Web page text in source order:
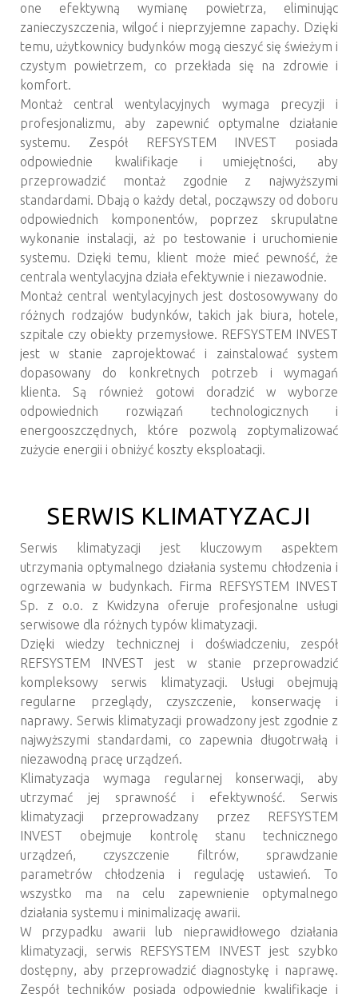
one efektywną wymianę powietrza, eliminując
zanieczyszczenia, wilgoć i nieprzyjemne zapachy. Dzięki
temu, użytkownicy budynków mogą cieszyć się świeżym i
czystym powietrzem, co przekłada się na zdrowie i
komfort.
Montaż central wentylacyjnych wymaga precyzji i
profesjonalizmu, aby zapewnić optymalne działanie
systemu. Zespół REFSYSTEM INVEST posiada
odpowiednie kwalifikacje i umiejętności, aby
przeprowadzić montaż zgodnie z najwyższymi
standardami. Dbają o każdy detal, począwszy od doboru
odpowiednich komponentów, poprzez skrupulatne
wykonanie instalacji, aż po testowanie i uruchomienie
systemu. Dzięki temu, klient może mieć pewność, że
centrala wentylacyjna działa efektywnie i niezawodnie.
Montaż central wentylacyjnych jest dostosowywany do
różnych rodzajów budynków, takich jak biura, hotele,
szpitale czy obiekty przemysłowe. REFSYSTEM INVEST
jest w stanie zaprojektować i zainstalować system
dopasowany do konkretnych potrzeb i wymagań
klienta. Są również gotowi doradzić w wyborze
odpowiednich rozwiązań technologicznych i
energooszczędnych, które pozwolą zoptymalizować
zużycie energii i obniżyć koszty eksploatacji.
SERWIS KLIMATYZACJI
Serwis klimatyzacji jest kluczowym aspektem
utrzymania optymalnego działania systemu chłodzenia i
ogrzewania w budynkach. Firma REFSYSTEM INVEST
Sp. z o.o. z Kwidzyna oferuje profesjonalne usługi
serwisowe dla różnych typów klimatyzacji.
Dzięki wiedzy technicznej i doświadczeniu, zespół
REFSYSTEM INVEST jest w stanie przeprowadzić
kompleksowy serwis klimatyzacji. Usługi obejmują
regularne przeglądy, czyszczenie, konserwację i
naprawy. Serwis klimatyzacji prowadzony jest zgodnie z
najwyższymi standardami, co zapewnia długotrwałą i
niezawodną pracę urządzeń.
Klimatyzacja wymaga regularnej konserwacji, aby
utrzymać jej sprawność i efektywność. Serwis
klimatyzacji przeprowadzany przez REFSYSTEM
INVEST obejmuje kontrolę stanu technicznego
urządzeń, czyszczenie filtrów, sprawdzanie
parametrów chłodzenia i regulację ustawień. To
wszystko ma na celu zapewnienie optymalnego
działania systemu i minimalizację awarii.
W przypadku awarii lub nieprawidłowego działania
klimatyzacji, serwis REFSYSTEM INVEST jest szybko
dostępny, aby przeprowadzić diagnostykę i naprawę.
Zespół techników posiada odpowiednie kwalifikacje i